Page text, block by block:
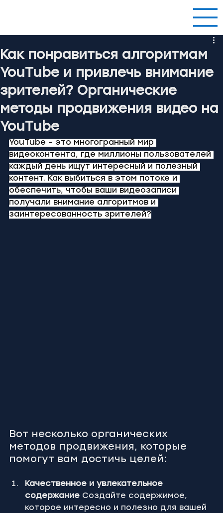
Как понравиться алгоритмам
YouTube и привлечь внимание
зрителей? Органические
методы продвижения видео на
YouTube
YouTube – это многогранный мир
видеоконтента, где миллионы пользователей
каждый день ищут интересный и полезный
контент. Как выбиться в этом потоке и
обеспечить, чтобы ваши видеозаписи
получали внимание алгоритмов и
заинтересованность зрителей?
Вот несколько органических
методов продвижения, которые
помогут вам достичь целей:
Качественное и увлекательное
содержание Создайте содержимое,
которое интересно и полезно для вашей